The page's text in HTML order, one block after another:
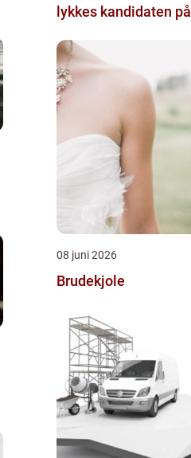
lykkes kandidaten på
08 juni 2026
Brudekjole